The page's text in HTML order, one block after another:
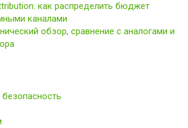
как распределить бюджет
каналами
обзор, сравнение с аналогами и